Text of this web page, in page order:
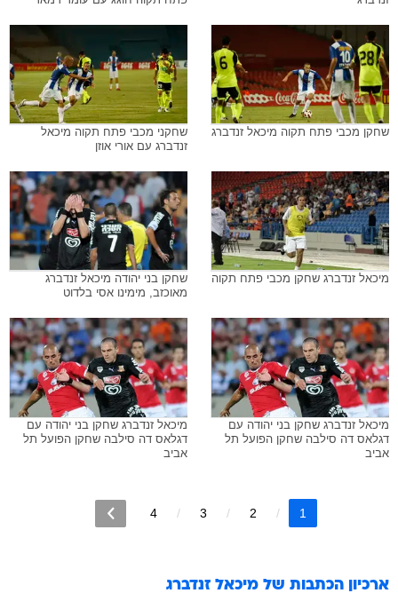
שחקן מכבי פתח תקוה מיכאל זנדברג
שחקני מכבי פתח תקוה מיכאל
זנדברג עם אורי אוזן
מיכאל זנדברג שחקן מכבי פתח תקוה
שחקן בני יהודה מיכאל זנדברג
מאוכזב, מימינו אסי בלדוט
מיכאל זנדברג שחקן בני יהודה עם
דגלאס דה סילבה שחקן הפועל תל
אביב
מיכאל זנדברג שחקן בני יהודה עם
דגלאס דה סילבה שחקן הפועל תל
אביב
1
2
3
4
ארכיון הכתבות של מיכאל זנדברג